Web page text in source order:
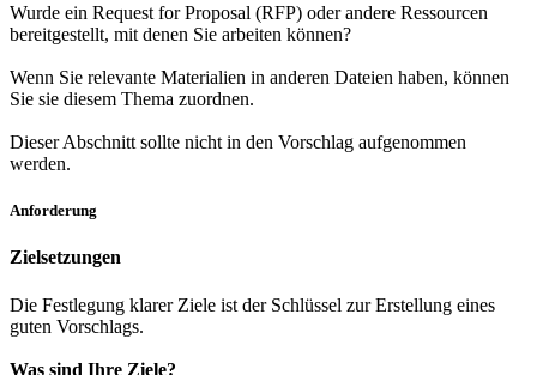
Wurde ein Request for Proposal (RFP) oder andere Ressourcen
bereitgestellt, mit denen Sie arbeiten können?
Wenn Sie relevante Materialien in anderen Dateien haben, können
Sie sie diesem Thema zuordnen.
Dieser Abschnitt sollte nicht in den Vorschlag aufgenommen
werden.
Anforderung
Zielsetzungen
Die Festlegung klarer Ziele ist der Schlüssel zur Erstellung eines
guten Vorschlags.
Was sind Ihre Ziele?